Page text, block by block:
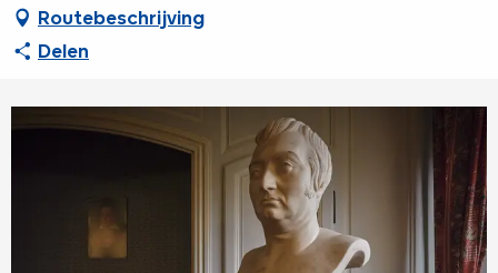
Routebeschrijving
Delen